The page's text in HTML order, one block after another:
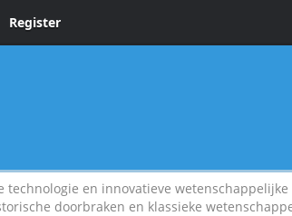
Register
technologie en innovatieve
doorbraken en klassieke